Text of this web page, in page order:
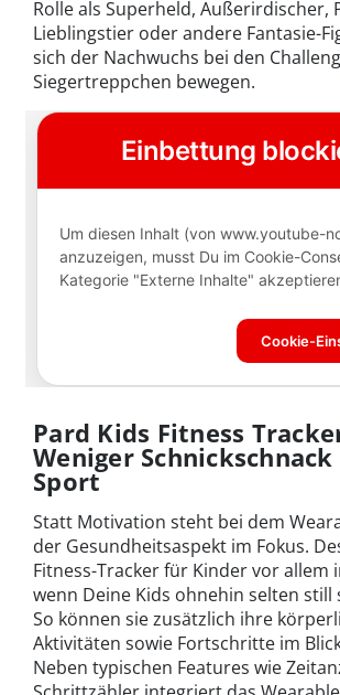
Rolle als Superheld, Außerirdischer,
Lieblingstier oder andere Fantasie-
sich der Nachwuchs bei den
Siegertreppchen bewegen.
Pard Kids Fitness
Weniger
Sport
Statt Motivation steht bei dem
der Gesundheitsaspekt im Fokus.
Fitness-Tracker für Kinder vor allem
wenn Deine Kids ohnehin selten still
So können sie zusätzlich ihre
Aktivitäten sowie Fortschritte im
Neben typischen Features wie